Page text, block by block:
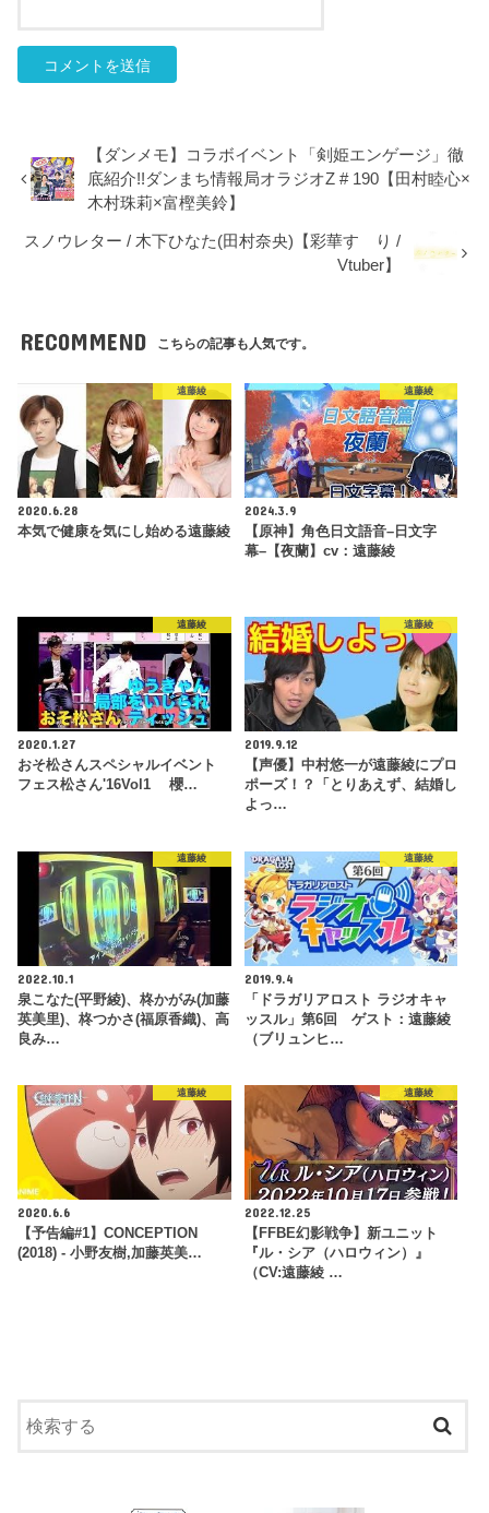
【ダンメモ】コラボイベント「剣姫エンゲージ」徹
底紹介!!ダンまち情報局オラジオZ # 190【田村睦心×
木村珠莉×富樫美鈴】
スノウレター / 木下ひなた(田村奈央)【彩華すゞり /
Vtuber】
RECOMMEND こちらの記事も人気です。
遠藤綾
2020.6.28
本気で健康を気にし始める遠藤綾
遠藤綾
2024.3.9
【原神】角色日文語音–日文字
幕–【夜蘭】cv：遠藤綾
遠藤綾
2020.1.27
おそ松さんスペシャルイベント
フェス松さん'16Vol1 櫻…
遠藤綾
2019.9.12
【声優】中村悠一が遠藤綾にプロ
ポーズ！？「とりあえず、結婚し
よっ…
遠藤綾
2022.10.1
泉こなた(平野綾)、柊かがみ(加藤
英美里)、柊つかさ(福原香織)、高
良み…
遠藤綾
2019.9.4
「ドラガリアロスト ラジオキャ
ッスル」第6回 ゲスト：遠藤綾
（ブリュンヒ…
遠藤綾
2020.6.6
【予告編#1】CONCEPTION
(2018) - 小野友樹,加藤英美…
遠藤綾
2022.12.25
【FFBE幻影戦争】新ユニット
『ル・シア（ハロウィン）』
（CV:遠藤綾 …